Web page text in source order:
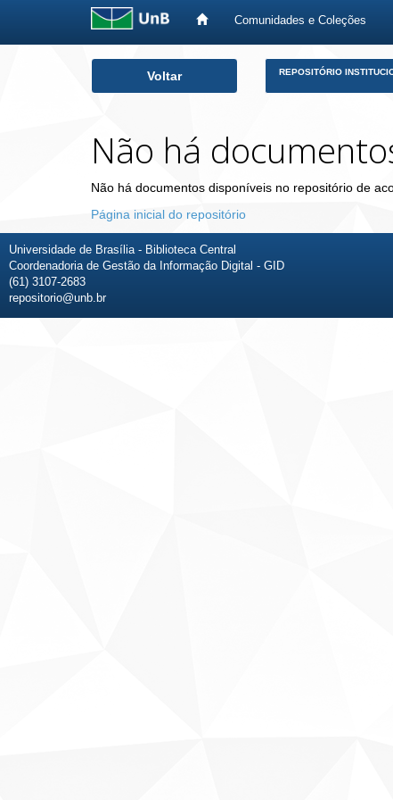
Comunidades e Coleções
Voltar REPOSITÓRIO
Não há
Não há documentos disponíveis no repositório de
Página inicial do repositório
Universidade de Brasília - Biblioteca Central
Coordenadoria de Gestão da Informação Digital - GID
(61) 3107-2683
repositorio@unb.br